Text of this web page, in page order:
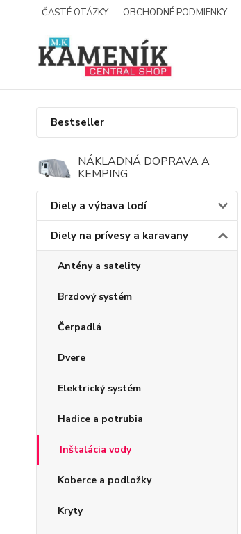
ČASTÉ OTÁZKY OBCHODNÉ PODMIENKY
Bestseller
NÁKLADNÁ DOPRAVA A
KEMPING
Diely a výbava lodí
Diely na prívesy a karavany
Antény a satelity
Brzdový systém
Čerpadlá
Dvere
Elektrický systém
Hadice a potrubia
Inštalácia vody
Koberce a podložky
Kryty